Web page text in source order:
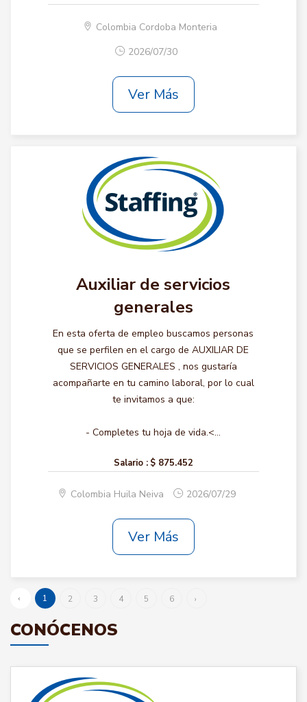
Colombia Cordoba Monteria
2026/07/30
Ver Más
Auxiliar de servicios
generales
En esta oferta de empleo buscamos personas
que se perfilen en el cargo de AUXILIAR DE
SERVICIOS GENERALES , nos gustaría
acompañarte en tu camino laboral, por lo cual
te invitamos a que:
- Completes tu hoja de vida.<...
Salario : $ 875.452
Colombia Huila Neiva 2026/07/29
Ver Más
‹ 1 2 3 4 5 6 ›
CONÓCENOS